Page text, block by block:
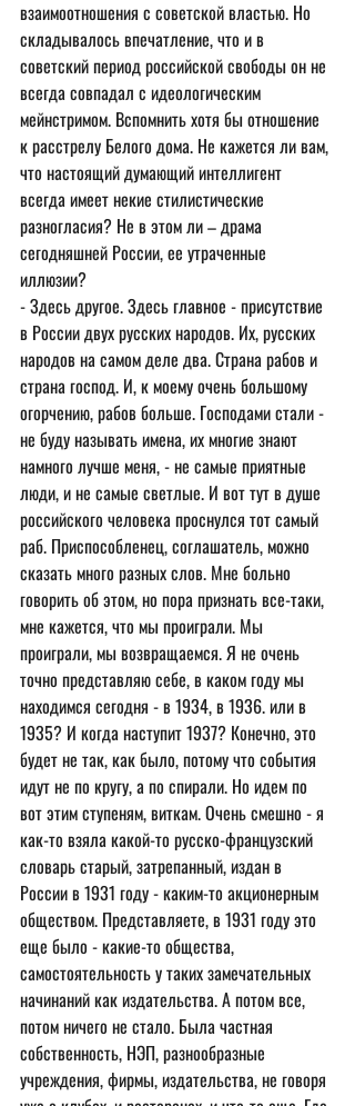
взаимоотношения с советской властью. Но
складывалось впечатление, что и в
советский период российской свободы он не
всегда совпадал с идеологическим
мейнстримом. Вспомнить хотя бы отношение
к расстрелу Белого дома. Не кажется ли вам,
что настоящий думающий интеллигент
всегда имеет некие стилистические
разногласия? Не в этом ли – драма
сегодняшней России, ее утраченные
иллюзии?
- Здесь другое. Здесь главное - присутствие
в России двух русских народов. Их, русских
народов на самом деле два. Страна рабов и
страна господ. И, к моему очень большому
огорчению, рабов больше. Господами стали -
не буду называть имена, их многие знают
намного лучше меня, - не самые приятные
люди, и не самые светлые. И вот тут в душе
российского человека проснулся тот самый
раб. Приспособленец, соглашатель, можно
сказать много разных слов. Мне больно
говорить об этом, но пора признать все-таки,
мне кажется, что мы проиграли. Мы
проиграли, мы возвращаемся. Я не очень
точно представляю себе, в каком году мы
находимся сегодня - в 1934, в 1936. или в
1935? И когда наступит 1937? Конечно, это
будет не так, как было, потому что события
идут не по кругу, а по спирали. Но идем по
вот этим ступеням, виткам. Очень смешно - я
как-то взяла какой-то русско-французский
словарь старый, затрепанный, издан в
России в 1931 году - каким-то акционерным
обществом. Представляете, в 1931 году это
еще было - какие-то общества,
самостоятельность у таких замечательных
начинаний как издательства. А потом все,
потом ничего не стало. Была частная
собственность, НЭП, разнообразные
учреждения, фирмы, издательства, не говоря